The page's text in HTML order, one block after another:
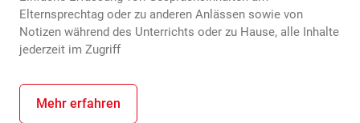
Elternsprechtag oder zu anderen Anlässen sowie von
Notizen während des Unterrichts oder zu Hause, alle Inhalte
jederzeit im Zugriff
Mehr erfahren